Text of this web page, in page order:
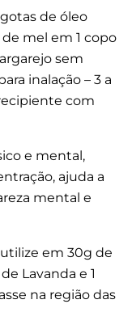
de óleo
mel em 1 copo
sem
inalação – 3 a
com
e mental,
ajuda a
mental e
em 30g de
Lavanda e 1
na região das